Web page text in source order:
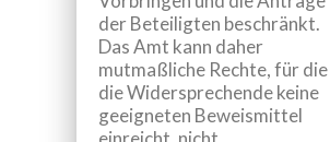
der Beteiligten beschränkt.
Das Amt kann daher
mutmaßliche Rechte, für die
die Widersprechende keine
geeigneten Beweismittel